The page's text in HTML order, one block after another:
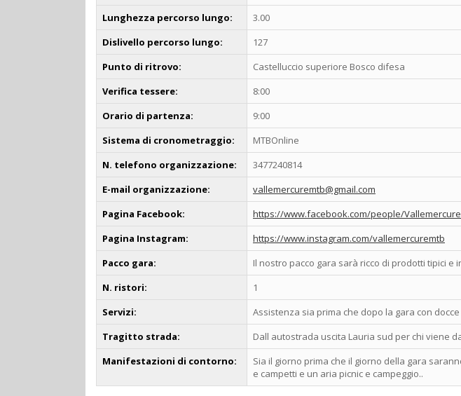
Lunghezza percorso lungo:
3.00
Dislivello percorso lungo:
127
Punto di ritrovo:
Castelluccio superiore Bosco difesa
Verifica tessere:
8:00
Orario di partenza:
9:00
Sistema di cronometraggio:
MTBOnline
N. telefono organizzazione:
3477240814
E-mail organizzazione:
vallemercuremtb@gmail.com
Pagina Facebook:
https://www.facebook.com/people/
Pagina Instagram:
https://www.instagram.com/vallemercuremtb
Pacco gara:
Il nostro pacco gara sarà ricco di prodotti tipici
N. ristori:
1
Servizi:
Assistenza sia prima che dopo la gara con
Tragitto strada:
Dall autostrada uscita Lauria sud per chi viene
Manifestazioni di contorno:
Sia il giorno prima che il giorno della gara
e campetti e un aria picnic e campeggio..